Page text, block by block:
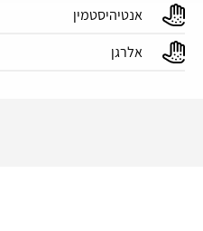
אנטיהיסטמין
אלרגן